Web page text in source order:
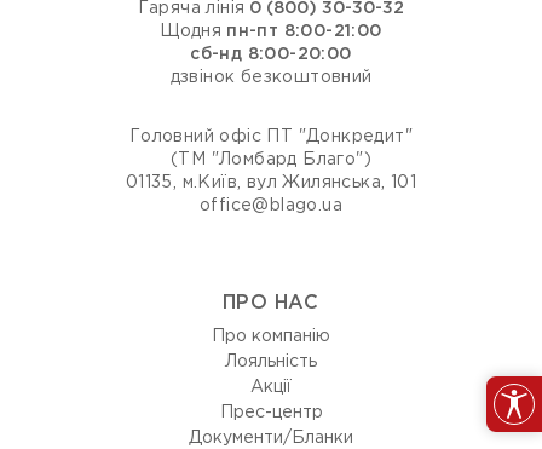
Гаряча лінія 0 (800) 30-30-32
Щодня пн-пт 8:00-21:00
сб-нд 8:00-20:00
дзвінок безкоштовний
Головний офіс ПТ "Донкредит"
(ТМ "Ломбард Благо")
01135, м.Київ, вул Жилянська, 101
office@blago.ua
ПРО НАС
Про компанію
Лояльність
Акції
Прес-центр
Документи/Бланки